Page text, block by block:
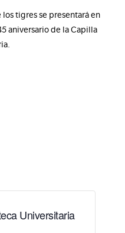
los tigres se presentará en
aniversario de la Capilla
Universitaria